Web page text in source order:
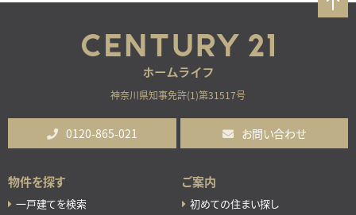
神奈川県知事免許(1)第31517号
0120-865-021 お問い合わせ
物件を探す
一戸建てを検索
ご案内
初めての住まい探し